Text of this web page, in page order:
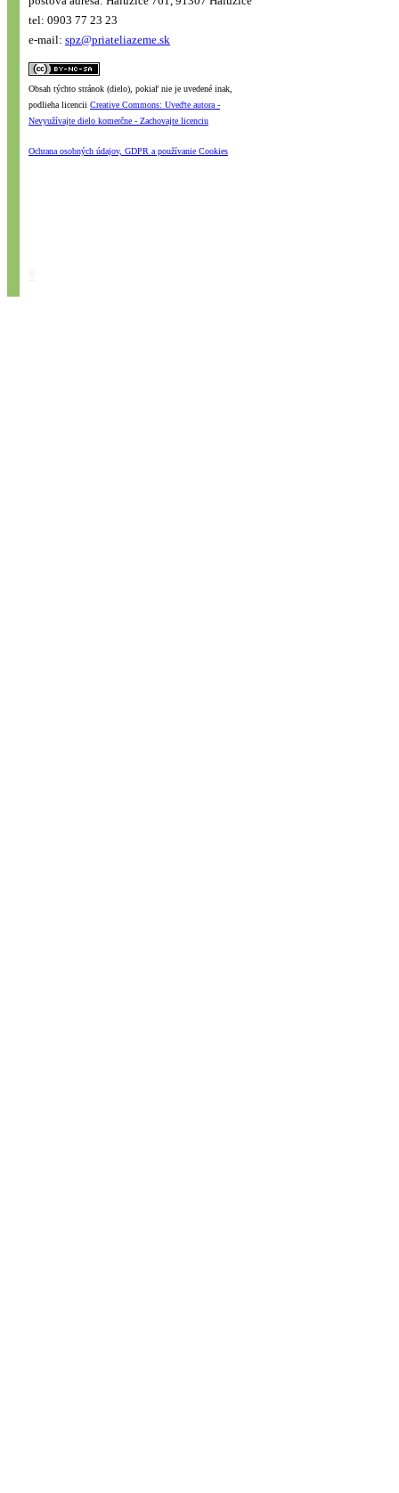
tel: 0903 77 23 23
e-mail: spz@priateliazeme.sk
Obsah týchto stránok (dielo), pokiaľ nie je uvedené inak,
podlieha licencii Creative Commons: Uveďte autora -
Nevyužívajte dielo komerčne - Zachovajte licenciu
Ochrana osobných údajov, GDPR a používanie Cookies